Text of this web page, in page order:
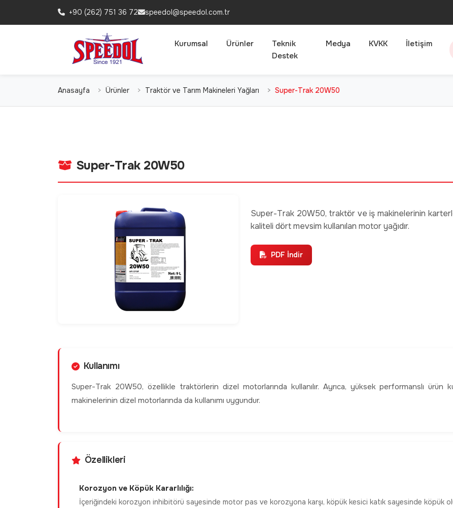
+90 (262) 751 36 72 speedol@speedol.com.tr
Kurumsal Ürünler
Teknik
Destek
Medya KVKK İletişim
Anasayfa Ürünler Traktör ve Tarım Makineleri Yağları Super-Trak 20W50
Super-Trak 20W50
Super-Trak 20W50, traktör ve iş makinelerinin
kaliteli dört mevsim kullanılan motor yağıdır.
PDF İndir
Kullanımı
Super-Trak 20W50, özellikle traktörlerin dizel motorlarında kullanılır. Ayrıca, yüksek performanslı ürün
makinelerinin dizel motorlarında da kullanımı uygundur.
Özellikleri
Korozyon ve Köpük Kararlılığı:
İçeriğindeki korozyon inhibitörü sayesinde motor pas ve korozyona karşı, köpük kesici katık sayesinde köpük